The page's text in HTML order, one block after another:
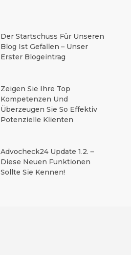
Der Startschuss Für Unseren
Blog Ist Gefallen – Unser
Erster Blogeintrag
Zeigen Sie Ihre Top
Kompetenzen Und
Überzeugen Sie So Effektiv
Potenzielle Klienten
Advocheck24 Update 1.2. –
Diese Neuen Funktionen
Sollte Sie Kennen!